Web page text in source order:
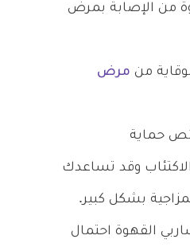
من الإصابة بمرض
من مرض
حماية
وقد تساعدك
بشكل كبير.
القهوة احتمال